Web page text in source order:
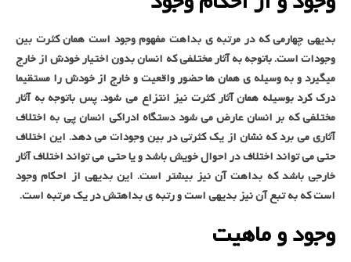
بدیهی چهارمی که در مرتبه ی بداهت مفهوم وجود است همان کثرت بین
وجودات است. باتوجه به آثار مختلفی که انسان بدون اختیار خودش از خارج
میگیرد و به وسیله ی همان ها حضور واقعیت و خارج از خودش را مستقیما
درک کرد بوسیله همان آثار کثرت نیز انتزاع می شود. پس باتوجه به آثار
مختلفی که بر انسان عارض می شود دستگاه ادراکی انسان پی به اختلاف
آثاری می برد که نشان از یک کثرتی در بین وجودات می دهد. این اختلاف
حتی می تواند اختلاف در احوال خویش باشد و یا حتی می تواند اختلاف آثار
خارجی باشد که بداهت آن نیز بیشتر است. این بدیهی از احکام وجود
است که به تبع آن نیز بدیهی است و رتبه ی بداهتش در یک مرتبه است.
وجود و ماهیت